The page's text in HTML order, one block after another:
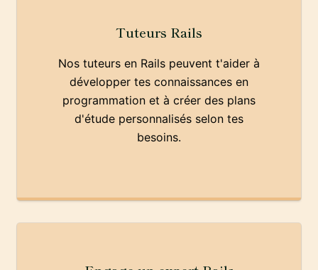
Tuteurs Rails
Nos tuteurs en Rails peuvent t'aider à
développer tes connaissances en
programmation et à créer des plans
d'étude personnalisés selon tes
besoins.